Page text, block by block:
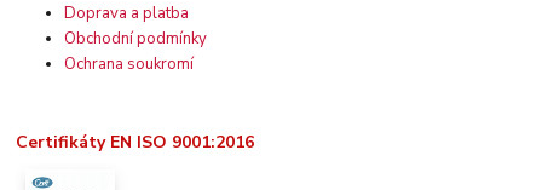
Doprava a platba
Obchodní podmínky
Ochrana soukromí
Certifikáty EN ISO 9001:2016